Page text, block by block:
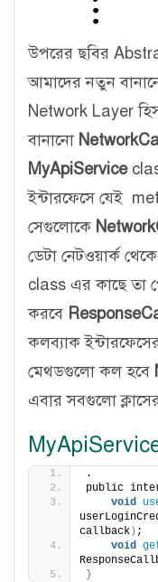
উপরের ছবির
আমাদের নতুন
Network Layer
বানানো
MyApiService
ইন্টারফেসে যেই
সেগুলোকে
ডেটা নেটওয়ার্ক
class এর কাছে তা
করবে
কলব্যাক
মেথডগুলো কল হবে
এবার সবগুলো
.
public
void
callback) ;
void
}